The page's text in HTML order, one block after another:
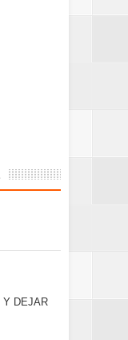
Y DEJAR